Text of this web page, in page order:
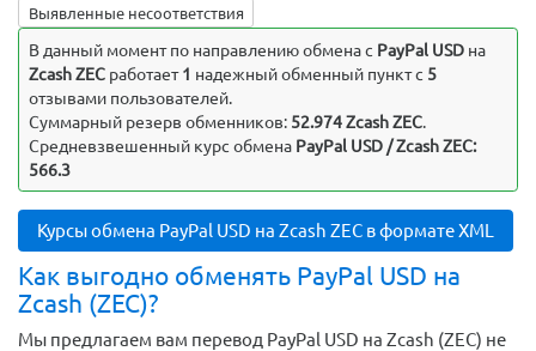
Выявленные несоответствия
В данный момент по направлению обмена c PayPal USDна
Zcash ZECработает1 надежный обменный пункт с 5
отзывами пользователей.
Суммарный резерв обменников: 52.974 Zcash ZEC.
Средневзвешенный курс обмена PayPal USD / Zcash ZEC:
566.3
Курсы обмена PayPal USD на Zcash ZEC в формате XML
Как выгодно обменять PayPal USD на
Zcash (ZEC)?
Мы предлагаем вам перевод PayPal USD на Zcash (ZEC) не